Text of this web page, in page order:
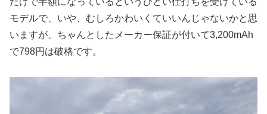
モデルで、いや、むしろかわいくていいんじゃないかと思
いますが、ちゃんとしたメーカー保証が付いて3,200mAh
で798円は破格です。